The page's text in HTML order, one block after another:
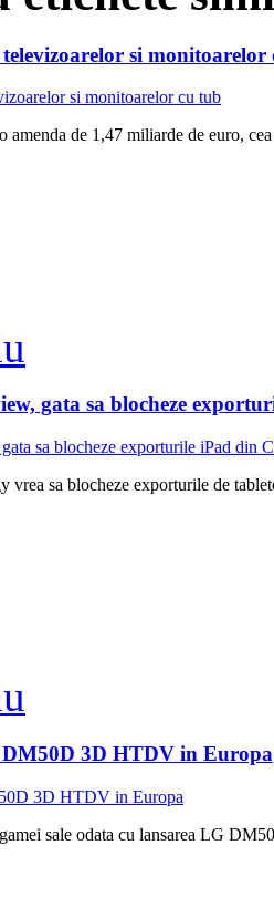
si monitoarelor
amenda de 1,47 miliarde de euro,
gata sa blocheze
vrea sa blocheze exporturile de
3D HTDV in Europa
sale odata cu lansarea LG